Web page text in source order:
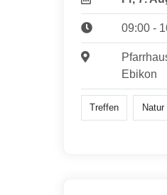
09:00 -
Ebikon
Treffen Natur